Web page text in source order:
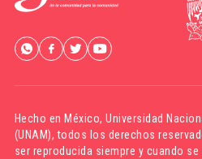
Hecho en México,Universidad
(UNAM), todos los derechos
ser reproducida siempre y cuando